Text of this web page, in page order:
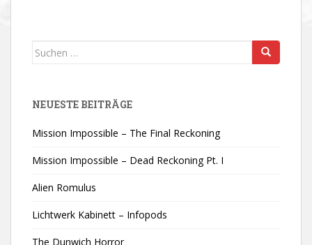
Suchen
NEUESTE BEITRÄGE
Mission Impossible – The Final Reckoning
Mission Impossible – Dead Reckoning Pt. I
Alien Romulus
Lichtwerk Kabinett – Infopods
The Dunwich Horror